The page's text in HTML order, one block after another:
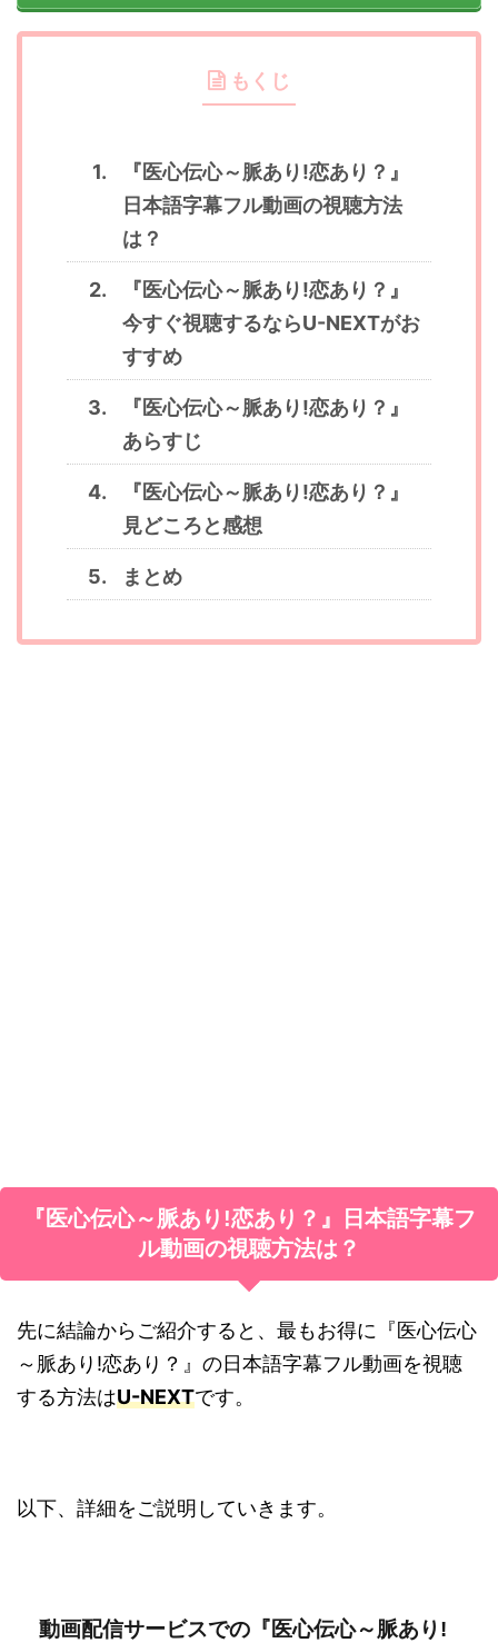
もくじ
『医心伝心～脈あり!恋あり？』
日本語字幕フル動画の視聴方法
は？
『医心伝心～脈あり!恋あり？』
今すぐ視聴するならU-NEXTがお
すすめ
『医心伝心～脈あり!恋あり？』
あらすじ
『医心伝心～脈あり!恋あり？』
見どころと感想
まとめ
『医心伝心～脈あり!恋あり？』日本語字幕フ
ル動画の視聴方法は？
先に結論からご紹介すると、 最もお得に『医心伝心
～脈あり!恋あり？』の日本語字幕フル動画を視聴
する方法はU-NEXTです。
以下、詳細をご説明していきます。
動画配信サービスでの『医心伝心～脈あり!